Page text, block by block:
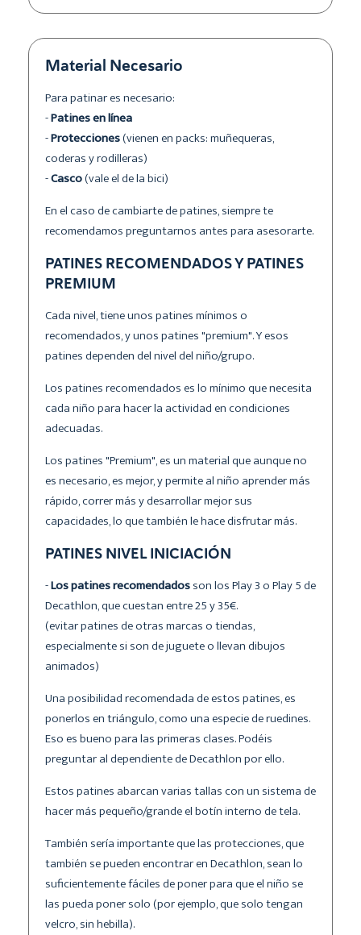
Material Necesario
Para patinar es necesario:
-Patines en línea
-Protecciones(vienen en packs: muñequeras,
coderas y rodilleras)
-Casco(vale el de la bici)
En el caso de cambiarte de patines, siempre te
recomendamos preguntarnos antes para asesorarte.
PATINES RECOMENDADOS Y PATINES
PREMIUM
Cada nivel, tiene unos patines mínimos o
recomendados, y unos patines "premium". Y esos
patines dependen del nivel del niño/grupo.
Los patines recomendados es lo mínimo que necesita
cada niño para hacer la actividad en condiciones
adecuadas.
Los patines "Premium", es un material que aunque no
es necesario, es mejor, y permite al niño aprender más
rápido, correr más y desarrollar mejor sus
capacidades, lo que también le hace disfrutar más.
PATINES NIVEL INICIACIÓN
-Los patines recomendadosson los Play 3 o Play 5 de
Decathlon, que cuestan entre 25 y 35€.
(evitar patines de otras marcas o tiendas,
especialmente si son de juguete o llevan dibujos
animados)
Una posibilidad recomendada de estos patines, es
ponerlos en triángulo, como una especie de ruedines.
Eso es bueno para las primeras clases. Podéis
preguntar al dependiente de Decathlon por ello.
Estos patines abarcan varias tallas con un sistema de
hacer más pequeño/grande el botín interno de tela.
También sería importante que las protecciones, que
también se pueden encontrar en Decathlon, sean lo
suficientemente fáciles de poner para que el niño se
las pueda poner solo (por ejemplo, que solo tengan
velcro, sin hebilla).